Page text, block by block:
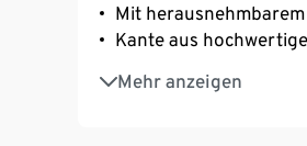
Mit
Kante aus
Mehr anzeigen
Wetterfest, UV-
Ein Produkt der